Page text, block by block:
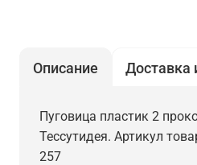
Описание Доставка
Пуговица пластик 2
Тессутидея. Артикул
257